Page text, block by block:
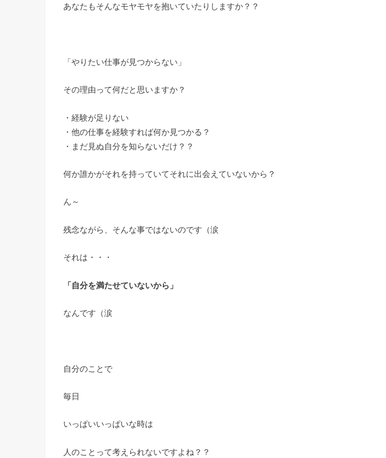
あなたもそんなモヤモヤを抱いていたりしますか？？
「やりたい仕事が見つからない」
その理由って何だと思いますか？
・経験が足りない
・他の仕事を経験すれば何か見つかる？
・まだ見ぬ自分を知らないだけ？？
何か誰かがそれを持っていてそれに出会えていないから？
ん～
残念ながら、そんな事ではないのです（涙
それは・・・
「自分を満たせていないから」
なんです（涙
自分のことで
毎日
いっぱいいっぱいな時は
人のことって考えられないですよね？？